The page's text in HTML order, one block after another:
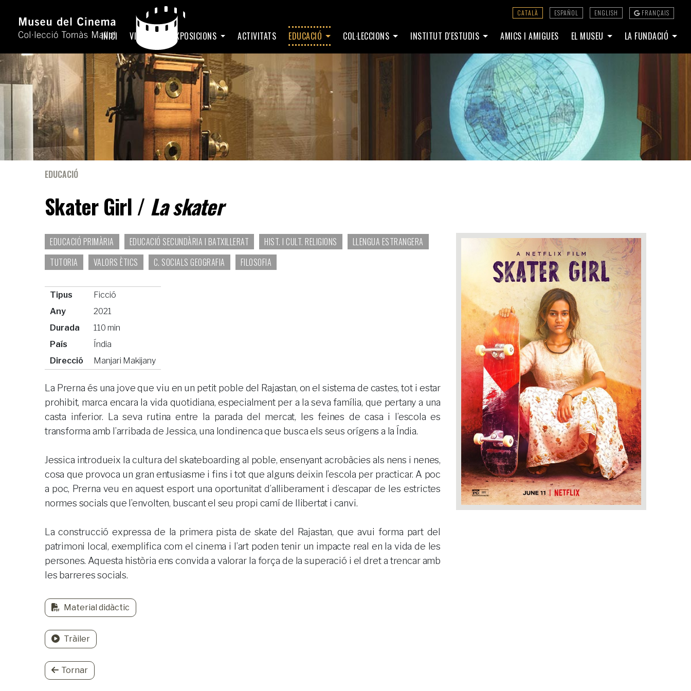
CATALÀ ESPAÑOL ENGLISH FRANÇAIS
INICI VISITA EXPOSICIONS ACTIVITATS EDUCACIÓ COL·LECCIONS INSTITUT D'ESTUDIS AMICS I AMIGUES EL MUSEU LA FUNDACIÓ
EDUCACIÓ
Skater Girl / La skater
EDUCACIÓ PRIMÀRIA EDUCACIÓ SECUNDÀRIA I BATXILLERAT HIST. I CULT. RELIGIONS
LLENGUA ESTRANGERA
TUTORIA
VALORS ÈTICS C. SOCIALS GEOGRAFIA FILOSOFIA
Tipus
Ficció
Any
2021
Durada
110 min
País
Índia
Direcció
Manjari Makijany
La Prerna és una jove que viu en un petit poble del Rajastan, on el sistema de castes, tot i estar
prohibit, marca encara la vida quotidiana, especialment per a la seva família, que pertany a una
casta inferior. La seva rutina entre la parada del mercat, les feines de casa i l’escola es
transforma amb l’arribada de Jessica, una londinenca que busca els seus orígens a la Índia.
Jessica introdueix la cultura del skateboarding al poble, ensenyant acrobàcies als nens i nenes,
cosa que provoca un gran entusiasme i fins i tot que alguns deixin l’escola per practicar. A poc
a poc, Prerna veu en aquest esport una oportunitat d’alliberament i d’escapar de les estrictes
normes socials que l’envolten, buscant el seu propi camí de llibertat i canvi.
La construcció expressa de la primera pista de skate del Rajastan, que avui forma part del
patrimoni local, exemplifica com el cinema i l’art poden tenir un impacte real en la vida de les
persones. Aquesta història ens convida a valorar la força de la superació i el dret a trencar amb
les barreres socials.
Material didàctic
Tràiler
Tornar